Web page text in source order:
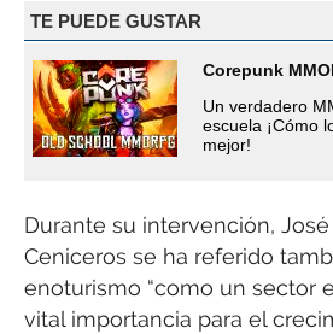
TE PUEDE GUSTAR
Corepunk
Un verdadero
escuela ¡Cómo
mejor!
Durante su intervención,
Ceniceros se ha referido
enoturismo “como un sector
vital importancia para el